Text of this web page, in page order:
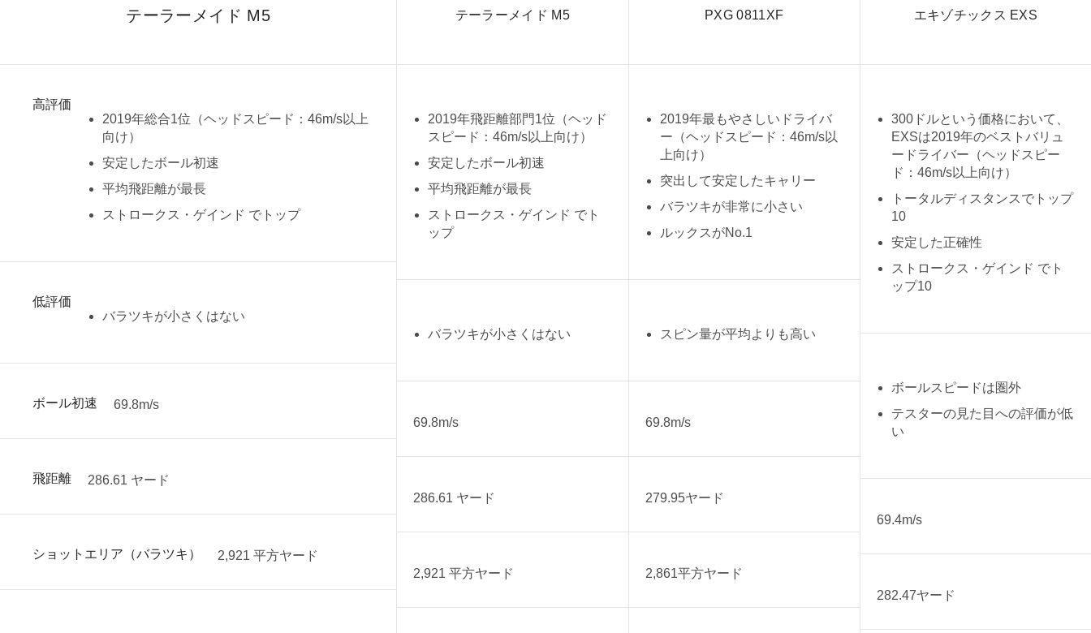
テーラーメイド M5
高評価
2019年総合1位（ヘッドスピード：46m/s以上
向け）
安定したボール初速
平均飛距離が最長
ストロークス・ゲインド でトップ
低評価
バラツキが小さくはない
ボール初速 69.8m/s
飛距離 286.61 ヤード
ショットエリア（バラツキ） 2,921 平方ヤード
テーラーメイド M5
2019年飛距離部門1位（ヘッド
スピード：46m/s以上向け）
安定したボール初速
平均飛距離が最長
ストロークス・ゲインド でト
ップ
バラツキが小さくはない
69.8m/s
286.61 ヤード
2,921 平方ヤード
PXG 0811XF
2019年最もやさしいドライバ
ー（ヘッドスピード：46m/s以
上向け）
突出して安定したキャリー
バラツキが非常に小さい
ルックスがNo.1
スピン量が平均よりも高い
69.8m/s
279.95ヤード
2,861平方ヤード
エキゾチックス EXS
300ドルという価格において、
EXSは2019年のベストバリュ
ードライバー（ヘッドスピー
ド：46m/s以上向け）
トータルディスタンスでトップ
10
安定した正確性
ストロークス・ゲインド でト
ップ10
ボールスピードは圏外
テスターの見た目への評価が低
い
69.4m/s
282.47ヤード
ウェッジ
Editor’s Picks
私たちのチーム
ABOUT US MyGolfSpyJapanとは？